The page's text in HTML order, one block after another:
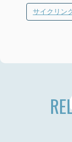
サイクリン